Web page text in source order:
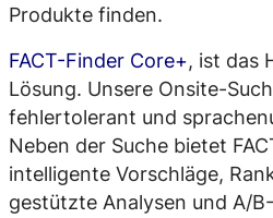
Produkte finden.
FACT-Finder Core+, ist das
Lösung. Unsere Onsite-
fehlertolerant und
Neben der Suche bietet
intelligente Vorschläge,
gestützte Analysen und A/